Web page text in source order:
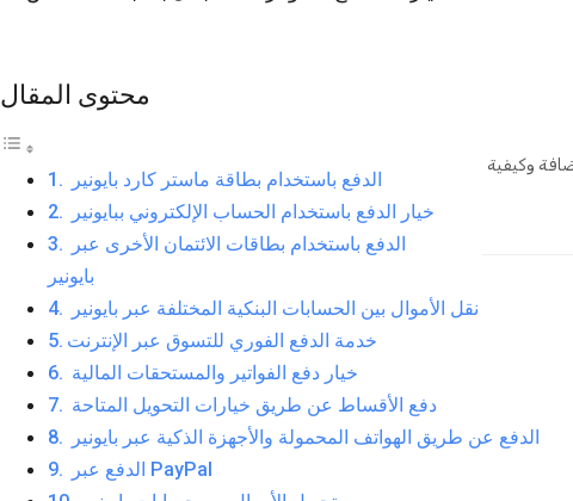
وكيفية
محتوى المقال
الدفع باستخدام بطاقة ماستر كارد بايونير
خيار الدفع باستخدام الحساب الإلكتروني ببايونير
بايونير
نقل الأموال بين الحسابات البنكية المختلفة عبر بايونير
خدمة الدفع الفوري للتسوق عبر الإنترنت
خيار دفع الفواتير والمستحقات المالية
دفع الأقساط عن طريق خيارات التحويل المتاحة
الدفع عن طريق الهواتف المحمولة والأجهزة الذكية عبر بايونير
الدفع عبر PayPal